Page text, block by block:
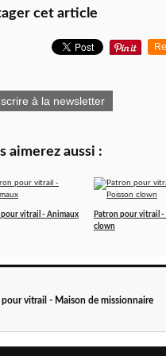
cet article
à la newsletter
aimerez aussi :
pour vitrail - Animaux
Patron pour vitrail -
clown
pour vitrail - Maison de missionnaire